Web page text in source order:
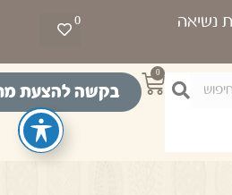
0
0
בקשה להצעת